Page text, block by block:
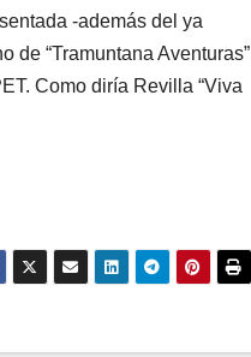
-además del ya
de “Tramuntana Aventuras”
Como diría Revilla “Viva